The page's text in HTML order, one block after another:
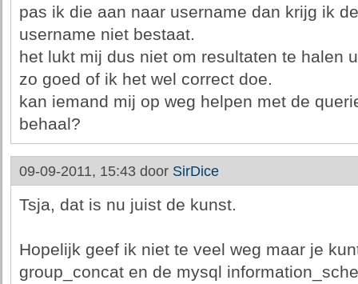
pas ik die aan naar username dan krijg ik
username niet bestaat.
het lukt mij dus niet om resultaten te halen
zo goed of ik het wel correct doe.
kan iemand mij op weg helpen met de
behaal?
09-09-2011, 15:43 door SirDice
Tsja, dat is nu juist de kunst.
Hopelijk geef ik niet te veel weg maar je
group_concat en de mysql